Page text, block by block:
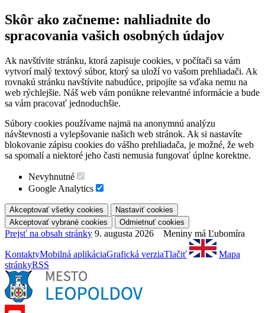
Skôr ako začneme: nahliadnite do
spracovania vašich osobných údajov
Ak navštívite stránku, ktorá zapisuje cookies, v počítači sa vám
vytvorí malý textový súbor, ktorý sa uloží vo vašom prehliadači. Ak
rovnakú stránku navštívite nabudúce, pripojíte sa vďaka nemu na
web rýchlejšie. Náš web vám ponúkne relevantné informácie a bude
sa vám pracovať jednoduchšie.
Súbory cookies používame najmä na anonymnú analýzu
návštevnosti a vylepšovanie našich web stránok. Ak si nastavíte
blokovanie zápisu cookies do vášho prehliadača, je možné, že web
sa spomalí a niektoré jeho časti nemusia fungovať úplne korektne.
Nevyhnutné
Google Analytics
Prejsť na obsah stránky 9. augusta 2026 Meniny má Ľubomíra
KontaktyMobilná aplikáciaGrafická verziaTlačiť
Mapa
stránkyRSS